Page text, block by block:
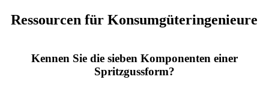
Ressourcen für Konsumgüteringenieure
Kennen Sie die sieben Komponenten einer
Spritzgussform?